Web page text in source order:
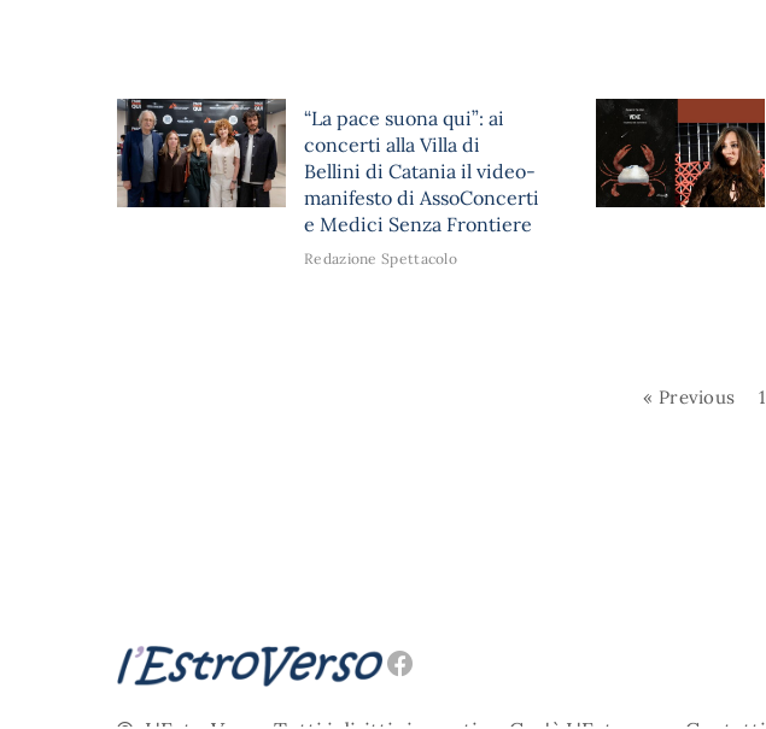
“La pace suona qui”: ai
concerti alla Villa di
Bellini di Catania il video-
manifesto di AssoConcerti
e Medici Senza Frontiere
Redazione Spettacolo
« Previous 1